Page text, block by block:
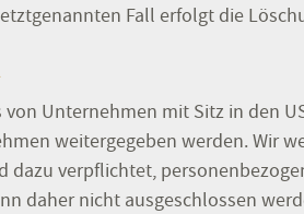
Fall erfolgt die
Unternehmen mit Sitz in den
weitergegeben werden. Wir
verpflichtet,
daher nicht ausgeschlossen